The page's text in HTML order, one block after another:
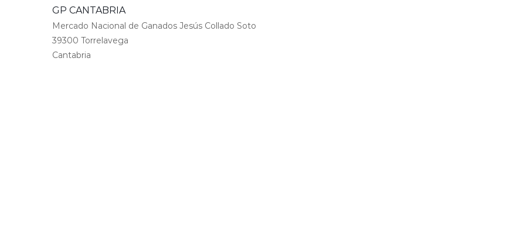
GP CANTABRIA
Mercado Nacional de Ganados Jesús Collado Soto
39300 Torrelavega
Cantabria